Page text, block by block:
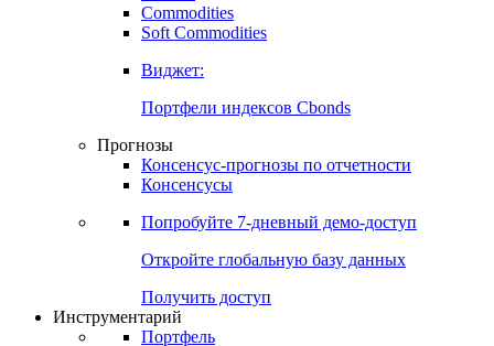
Commodities
Золото
Бензин
Soft Commodities
Виджет:
Портфели индексов Cbonds
Прогнозы
Консенсусы
Попробуйте7-дневный
Откройте глобальную базу данных